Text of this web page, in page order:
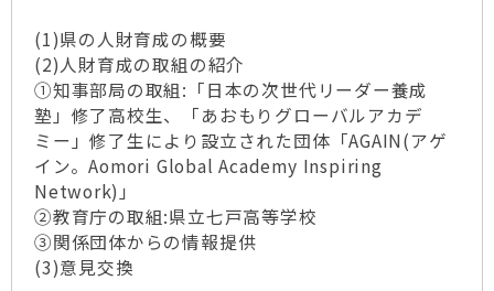
(1)県の人財育成の概要
(2)人財育成の取組の紹介
①知事部局の取組:「日本の次世代リーダー養成
塾」修了高校生、「あおもりグローバルアカデ
ミー」修了生により設立された団体「AGAIN(アゲ
イン。Aomori Global Academy Inspiring
Network)」
②教育庁の取組:県立七戸高等学校
③関係団体からの情報提供
(3)意見交換